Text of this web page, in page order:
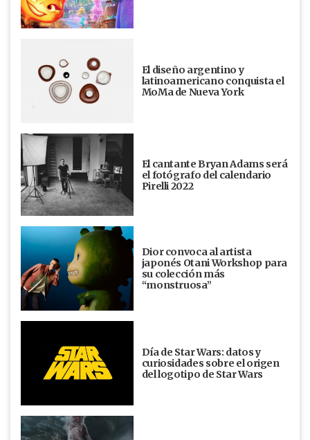
El diseño argentino y
latinoamericano conquista el
MoMa de Nueva York
El cantante Bryan Adams será
el fotógrafo del calendario
Pirelli 2022
Dior convoca al artista
japonés Otani Workshop para
su colección más
“monstruosa”
Día de Star Wars: datos y
curiosidades sobre el origen
del logotipo de Star Wars